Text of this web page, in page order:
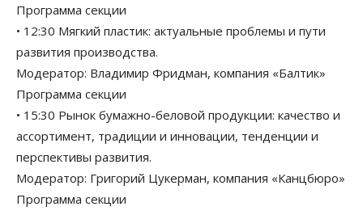
Программа секции
• 12:30 Мягкий пластик: актуальные проблемы и пути
развития производства.
Модератор: Владимир Фридман, компания «Балтик»
Программа секции
• 15:30 Рынок бумажно-беловой продукции: качество и
ассортимент, традиции и инновации, тенденции и
перспективы развития.
Модератор: Григорий Цукерман, компания «Канцбюро»
Программа секции